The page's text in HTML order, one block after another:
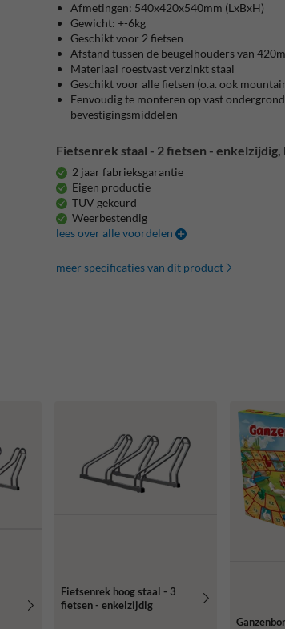
Afmetingen: 540x420x540mm (LxBxH)
Gewicht: +-6kg
Geschikt voor 2 fietsen
Afstand tussen de beugelhouders van
Materiaal roestvast verzinkt staal
Geschikt voor alle fietsen (o.a. ook
Eenvoudig te monteren op vast
bevestigingsmiddelen
Fietsenrek staal - 2 fietsen - enkelzijdig,
2 jaar fabrieksgarantie
Eigen productie
TUV gekeurd
Weerbestendig
lees over alle voordelen
meer specificaties van dit product
Fietsenrek hoog staal - 3
fietsen - enkelzijdig